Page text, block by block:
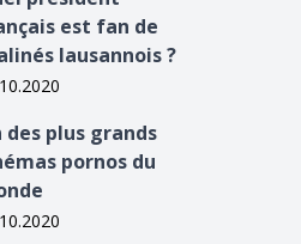
est fan de
lausannois ?
du monde
des plus grands
pornos du